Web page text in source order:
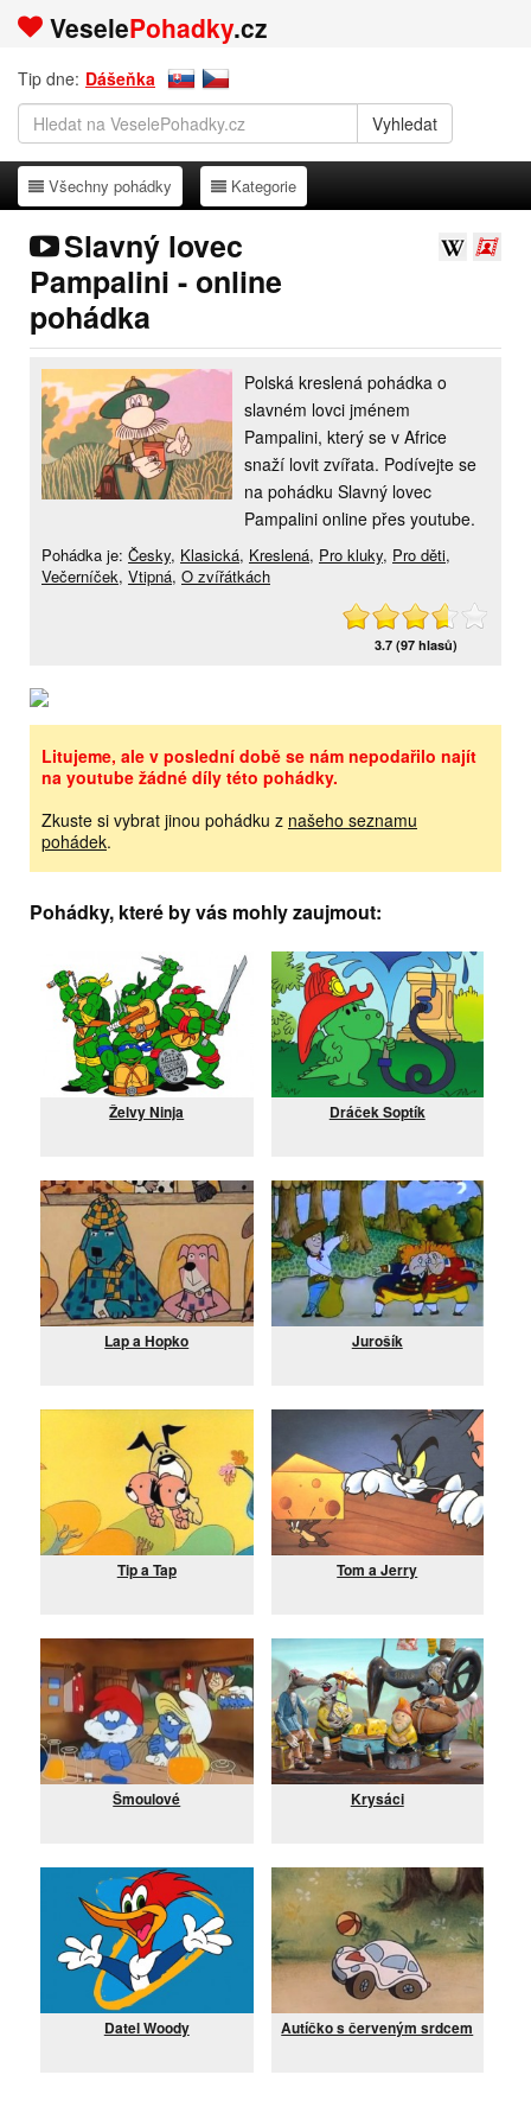
VeselePohadky.cz
Tip dne: Dášeňka
Všechny pohádky
Všechny pohádky Kategorie
Kategorie
Slavný lovec
Pampalini - online
pohádka
Polská kreslená pohádka o
slavném lovci jménem
Pampalini, který se v Africe
snaží lovit zvířata. Podívejte se
na pohádku Slavný lovec
Pampalini online přes youtube.
Pohádka je: Česky, Klasická, Kreslená, Pro kluky, Pro děti,
Večerníček, Vtipná, O zvířátkách
3.7 (97 hlasů)
Litujeme, ale v poslední době se nám nepodařilo najít
na youtube žádné díly této pohádky.
Zkuste si vybrat jinou pohádku z našeho seznamu
pohádek.
Pohádky, které by vás mohly zaujmout:
Želvy Ninja Dráček Soptík
Lap a Hopko Jurošík
Tip a Tap Tom a Jerry
Šmoulové Krysáci
Datel Woody Autíčko s červeným srdcem